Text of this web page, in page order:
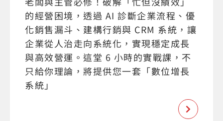
的經營困境，透過 AI 診斷企業流程、優
化銷售漏斗、建構行銷與 CRM 系統，讓
企業從人治走向系統化，實現穩定成長
與高效營運。這堂 6 小時的實戰課，不
只給你理論，將提供您一套「數位增長
系統」